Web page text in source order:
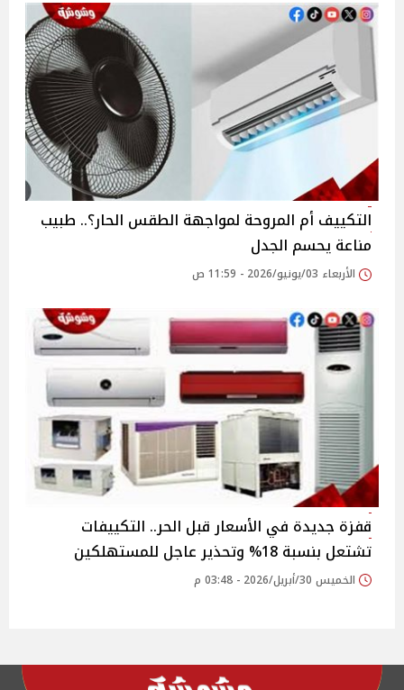
التكييف أم المروحة لمواجهة الطقس الحار؟.. طبيب
مناعة يحسم الجدل
الأربعاء 03/يونيو/2026 - 11:59 ص
قفزة جديدة في الأسعار قبل الحر.. التكييفات
تشتعل بنسبة 18% وتحذير عاجل للمستهلكين
الخميس 30/أبريل/2026 - 03:48 م